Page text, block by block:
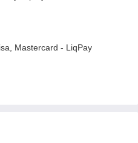
Mastercard - LiqPay